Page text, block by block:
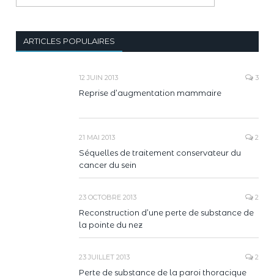
ARTICLES POPULAIRES
12 JUIN 2013 3
Reprise d’augmentation mammaire
21 MAI 2013 2
Séquelles de traitement conservateur du
cancer du sein
23 OCTOBRE 2013 2
Reconstruction d’une perte de substance de
la pointe du nez
23 JUILLET 2013 2
Perte de substance de la paroi thoracique